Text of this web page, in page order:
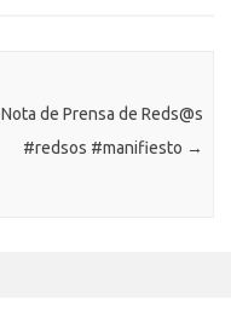
i
Nota de Prensa de Reds@s
#redsos #manifiesto →